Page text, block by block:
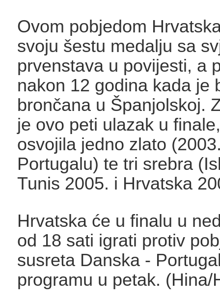
Ovom pobjedom
svoju šestu medalju sa
prvenstava u povijesti, a
nakon 12 godina kada je
brončana u Španjolskoj.
je ovo peti ulazak u
osvojila jedno zlato
Portugalu) te tri srebra
Tunis 2005. i Hrvatska
Hrvatska će u finalu u
od 18 sati igrati protiv
susreta Danska -
programu u petak. (Hina/